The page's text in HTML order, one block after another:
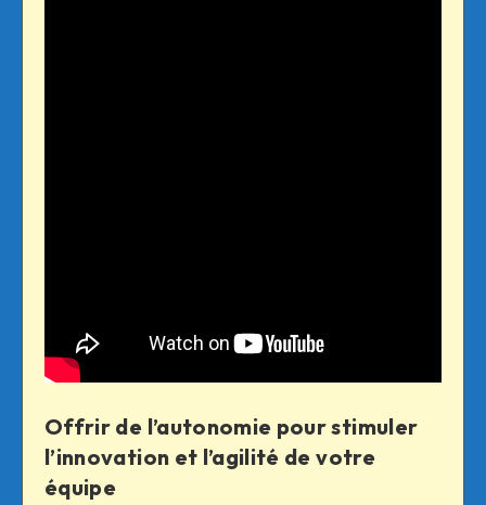
Offrir de l’autonomie pour stimuler
l’innovation et l’agilité de votre
équipe